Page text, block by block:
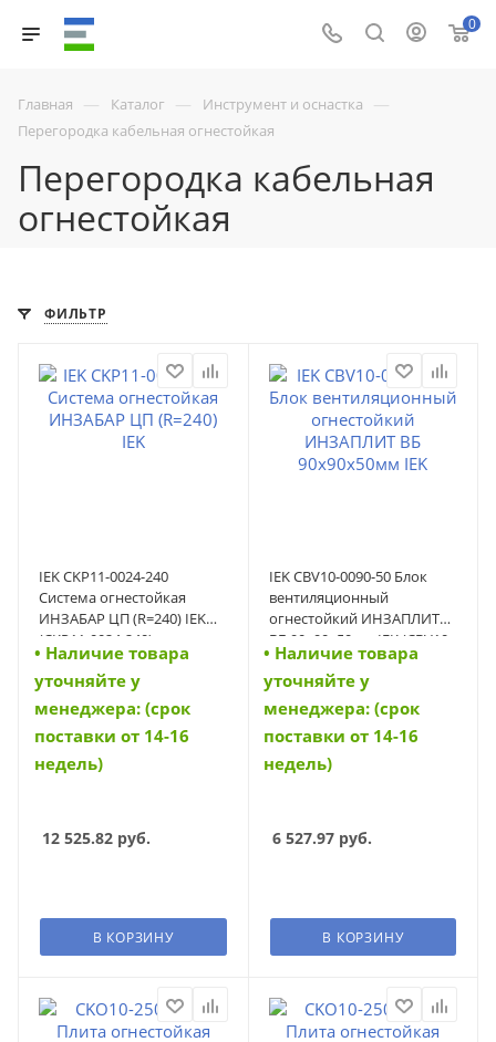
0
Главная — Каталог — Инструмент и оснастка —
Перегородка кабельная огнестойкая
Перегородка кабельная
огнестойкая
ФИЛЬТР
IEK CKP11-0024-240
Система огнестойкая
ИНЗАБАР ЦП (R=240) IEK
(CKP11-0024-240)
• Наличие товара
уточняйте у
менеджера: (срок
поставки от 14-16
недель)
12 525.82 руб.
В КОРЗИНУ
IEK CBV10-0090-50 Блок
вентиляционный
огнестойкий ИНЗАПЛИТ
ВБ 90х90х50мм IEK (CBV10-
0090-50)
• Наличие товара
уточняйте у
менеджера: (срок
поставки от 14-16
недель)
6 527.97руб.
В КОРЗИНУ